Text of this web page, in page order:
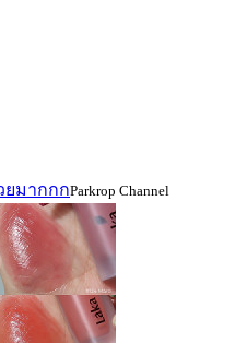
ยมากกกParkrop Channel